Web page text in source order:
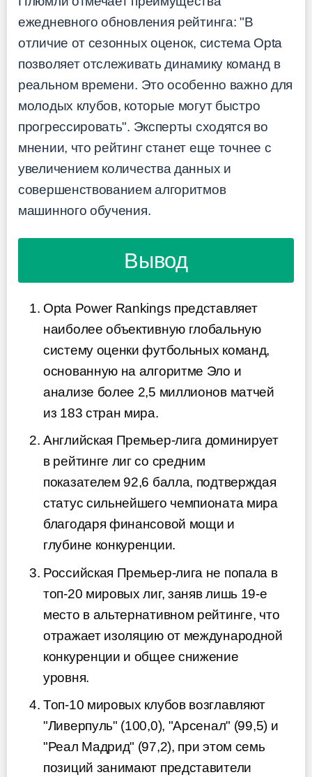
ежедневного обновления рейтинга: "В
отличие от сезонных оценок, система Opta
позволяет отслеживать динамику команд в
реальном времени. Это особенно важно для
молодых клубов, которые могут быстро
прогрессировать". Эксперты сходятся во
мнении, что рейтинг станет еще точнее с
увеличением количества данных и
совершенствованием алгоритмов
машинного обучения.
Вывод
Opta Power Rankings представляет
наиболее объективную глобальную
систему оценки футбольных команд,
основанную на алгоритме Эло и
анализе более 2,5 миллионов матчей
из 183 стран мира.
Английская Премьер-лига доминирует
в рейтинге лиг со средним
показателем 92,6 балла, подтверждая
статус сильнейшего чемпионата мира
благодаря финансовой мощи и
глубине конкуренции.
Российская Премьер-лига не попала в
топ-20 мировых лиг, заняв лишь 19-е
место в альтернативном рейтинге, что
отражает изоляцию от международной
конкуренции и общее снижение
уровня.
Топ-10 мировых клубов возглавляют
"Ливерпуль" (100,0), "Арсенал" (99,5) и
"Реал Мадрид" (97,2), при этом семь
позиций занимают представители